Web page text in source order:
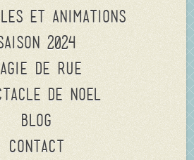
et animations
2024
de rue
de Noel
Blog
Contact